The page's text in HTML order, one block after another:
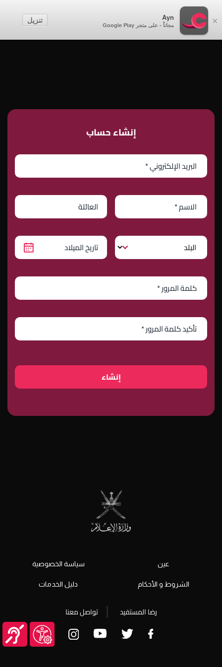
×
Ayn
مجاناً - على متجر Google Play
تنزيل
إنشاء حساب
إنشاء حساب
إنشاء
عين
الشروط و الأحكام
سياسة الخصوصية
دليل الخدمات
رضا المستفيد تواصل معنا